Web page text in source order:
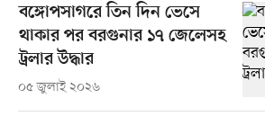
বঙ্গোপসাগরে তিন দিন ভেসে
থাকার পর বরগুনার ১৭ জেলেসহ
ট্রলার উদ্ধার
০৫ জুলাই ২০২৬